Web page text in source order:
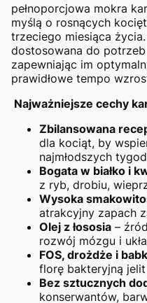
pełnoporcjowa mokra
myślą o rosnących
trzeciego miesiąca życia.
dostosowana do
zapewniając im
prawidłowe tempo
Najważniejsze cechy
Zbilansowana
dla kociąt, by
najmłodszych
Bogata w białko i
z ryb, drobiu,
Wysoka
atrakcyjny zapach
Olej z łososia –
rozwój mózgu i
FOS, drożdże i
florę bakteryjną
Bez sztucznych
konserwantów,